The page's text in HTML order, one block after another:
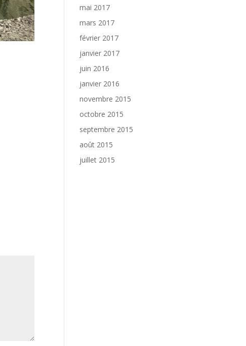
mai 2017
mars 2017
février 2017
janvier 2017
juin 2016
janvier 2016
novembre 2015
octobre 2015
septembre 2015
août 2015
juillet 2015